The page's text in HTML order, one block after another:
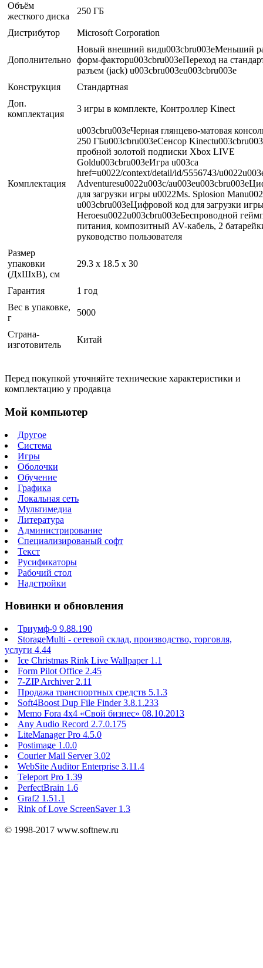
Объём
жесткого диска
250 ГБ
Дистрибутор Microsoft Corporation
Дополнительно
Новый внешний видu003cbru003eМеньший
форм-факторu003cbru003eПереход на
разъем (jack) u003cbru003eu003cbru003e
Конструкция
Стандартная
Доп.
комплектация
3 игры в комплекте, Контроллер Kinect
Комплектация
u003cbru003eЧерная глянцево-матовая
250 ГБu003cbru003eСенсор
пробной золотой подписки Xbox LIVE
Goldu003cbru003eИгра u003ca
href=u0022/context/detail/id/5556743/
Adventuresu0022u003c/
для загрузки игры u0022Ms. Splosion
u003cbru003eЦифровой код для загрузки
Heroesu0022u003cbru003eБеспроводной
питания, композитный AV-кабель, 2
руководство пользователя
Размер
упаковки
(ДхШхВ), см
29.3 x 18.5 x 30
Гарантия
1 год
Вес в упаковке,
г
5000
Страна-
изготовитель
Китай
Перед покупкой уточняйте технические характеристики и
комплектацию у продавца
Мой компьютер
Другое
Система
Игры
Оболочки
Обучение
Графика
Локальная сеть
Мультимедиа
Литература
Администрирование
Специализированый софт
Текст
Русификаторы
Рабочий стол
Надстройки
Новинки и обновления
Триумф-9 9.88.190
StorageMulti - сетевой склад, производство, торговля,
услуги 4.44
Ice Christmas Rink Live Wallpaper 1.1
Form Pilot Office 2.45
7-ZIP Archiver 2.11
Продажа транспортных средств 5.1.3
Soft4Boost Dup File Finder 3.8.1.233
Memo Fora 4x4 «Свой бизнес» 08.10.2013
Any Audio Record 2.7.0.175
LiteManager Pro 4.5.0
Postimage 1.0.0
Courier Mail Server 3.02
WebSite Auditor Enterprise 3.11.4
Teleport Pro 1.39
PerfectBrain 1.6
Graf2 1.51.1
Rink of Love ScreenSaver 1.3
© 1998-2017 www.softnew.ru